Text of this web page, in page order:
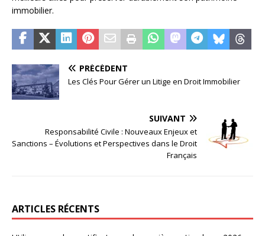
immobilier.
PRÉCÉDENT
Les Clés Pour Gérer un Litige en Droit Immobilier
SUIVANT
Responsabilité Civile : Nouveaux Enjeux et
Sanctions – Évolutions et Perspectives dans le Droit
Français
ARTICLES RÉCENTS